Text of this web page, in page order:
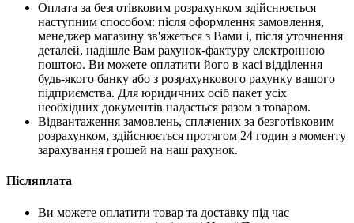
Оплата за безготівковим розрахунком здійснюється
наступним способом: після оформлення замовлення,
менеджер магазину зв'яжеться з Вами і, після уточнення
деталей, надішле Вам рахунок-фактуру електронною
поштою. Ви можете оплатити його в касі відділення
будь-якого банку або з розрахункового рахунку вашого
підприємства. Для юридичних осіб пакет усіх
необхідних документів надається разом з товаром.
Відвантаження замовлень, сплачених за безготівковим
розрахунком, здійснюється протягом 24 годин з моменту
зарахування грошей на наш рахунок.
Післяплата
Ви можете оплатити товар та доставку під час